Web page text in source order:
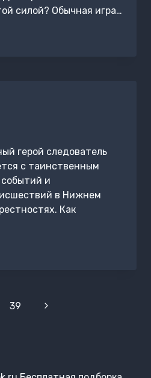
силой? Обычная игра…
герой следователь
с таинственным
и
в Нижнем
Как
39
Следующая